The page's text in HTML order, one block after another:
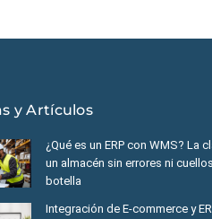
y Artículos
¿Qué es un ERP con WMS? La
un almacén sin errores ni
botella
Integración de E-commerce y